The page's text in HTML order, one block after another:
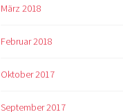
März 2018
Februar 2018
Oktober 2017
September 2017